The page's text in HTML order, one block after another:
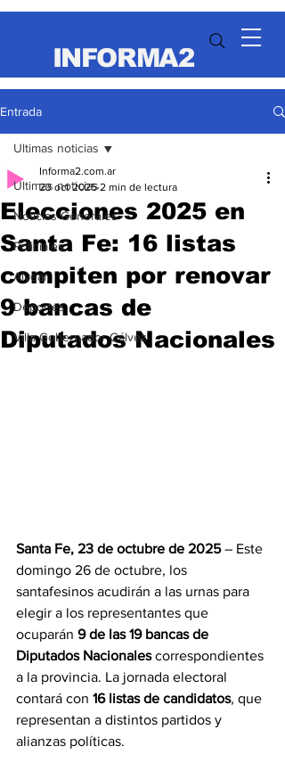
INFORMA2
Entrada
Ultimas noticias
Noticias Generales
Policiales
Alvear
Deportes
Villa Gobernador Gálvez
Ultimas noticias
Elecciones 2025 en
Santa Fe: 16 listas
compiten por renovar
9 bancas de
Diputados Nacionales
Informa2.com.ar
23 oct 2025 2 min de lectura
Santa Fe, 23 de octubre de 2025 – Este
domingo 26 de octubre, los
santafesinos acudirán a las urnas para
elegir a los representantes que
ocuparán 9 de las 19 bancas de
Diputados Nacionales correspondientes
a la provincia. La jornada electoral
contará con 16 listas de candidatos, que
representan a distintos partidos y
alianzas políticas.